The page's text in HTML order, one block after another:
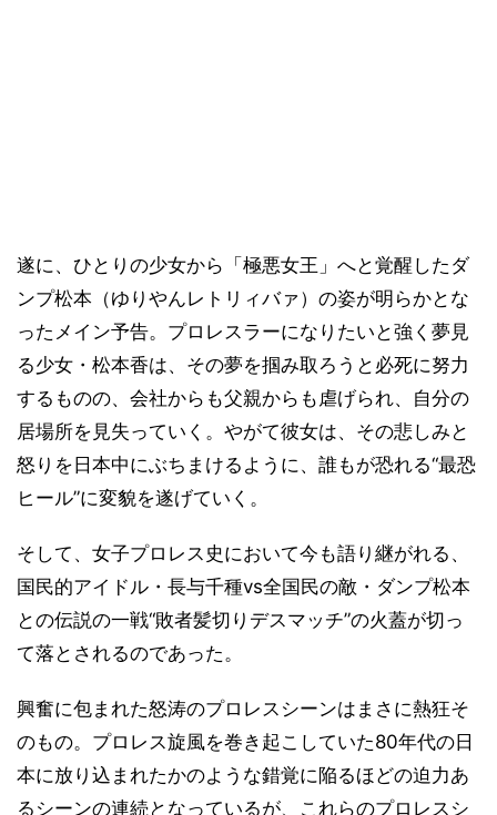
遂に、ひとりの少女から「極悪女王」へと覚醒したダ
ンプ松本（ゆりやんレトリィバァ）の姿が明らかとな
ったメイン予告。プロレスラーになりたいと強く夢見
る少女・松本香は、その夢を掴み取ろうと必死に努力
するものの、会社からも父親からも虐げられ、自分の
居場所を見失っていく。やがて彼女は、その悲しみと
怒りを日本中にぶちまけるように、誰もが恐れる“最恐
ヒール”に変貌を遂げていく。
そして、女子プロレス史において今も語り継がれる、
国民的アイドル・長与千種vs全国民の敵・ダンプ松本
との伝説の一戦“敗者髪切りデスマッチ”の火蓋が切っ
て落とされるのであった。
興奮に包まれた怒涛のプロレスシーンはまさに熱狂そ
のもの。プロレス旋風を巻き起こしていた80年代の日
本に放り込まれたかのような錯覚に陥るほどの迫力あ
るシーンの連続となっているが、これらのプロレスシ